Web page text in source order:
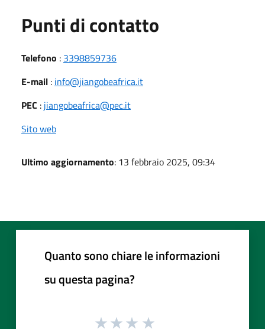
Punti di contatto
Telefono : 3398859736
E-mail : info@jiangobeafrica.it
PEC : jiangobeafrica@pec.it
Sito web
Ultimo aggiornamento: 13 febbraio 2025, 09:34
Quanto sono chiare le informazioni
su questa pagina?